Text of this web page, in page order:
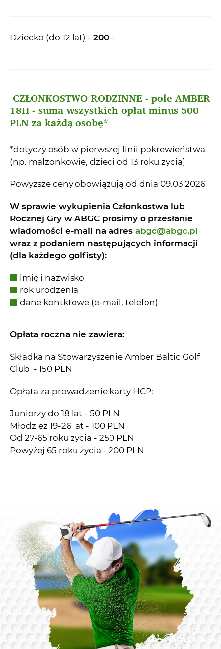
Dziecko (do 12 lat) - 200,-
CZŁONKOSTWO RODZINNE - pole AMBER
18H - suma wszystkich opłat minus 500
PLN za każdą osobę*
*dotyczy osób w pierwszej linii pokrewieństwa
(np. małżonkowie, dzieci od 13 roku życia)
Powyższe ceny obowiązują od dnia 09.03.2026
W sprawie wykupienia Członkostwa lub
Rocznej Gry w ABGC prosimy o przesłanie
wiadomości e-mail na adres abgc@abgc.pl
wraz z podaniem następujących informacji
(dla każdego golfisty):
imię i nazwisko
rok urodzenia
dane kontktowe (e-mail, telefon)
Opłata roczna nie zawiera:
Składka na Stowarzyszenie Amber Baltic Golf
Club - 150 PLN
Opłata za prowadzenie karty HCP:
Juniorzy do 18 lat - 50 PLN
Młodzież 19-26 lat - 100 PLN
Od 27-65 roku życia - 250 PLN
Powyżej 65 roku życia - 200 PLN